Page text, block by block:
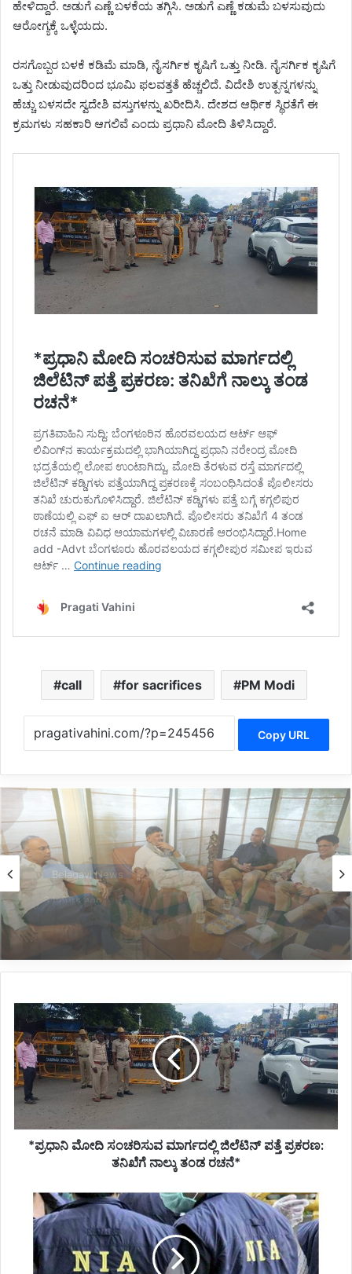
ಹೇಳಿದ್ದಾರೆ. ಅಡುಗೆ ಎಣ್ಣೆ ಬಳಕೆಯ ತಗ್ಗಿಸಿ. ಅಡುಗೆ ಎಣ್ಣೆ ಕಡುಮೆ ಬಳಸುವುದು
ಆರೋಗ್ಯಕ್ಕೆ ಒಳ್ಳೆಯದು.
ರಸಗೊಬ್ಬರ ಬಳಕೆ ಕಡಿಮೆ ಮಾಡಿ, ನೈಸರ್ಗಿಕ ಕೃಷಿಗೆ ಒತ್ತು ನೀಡಿ. ನೈಸರ್ಗಿಕ ಕೃಷಿಗೆ
ಒತ್ತು ನೀಡುವುದರಿಂದ ಭೂಮಿ ಫಲವತ್ತತೆ ಹೆಚ್ಚಲಿದೆ. ವಿದೇಶಿ ಉತ್ಪನ್ನಗಳನ್ನು
ಹೆಚ್ಚು ಬಳಸದೇ ಸ್ವದೇಶಿ ವಸ್ತುಗಳನ್ನು ಖರೀದಿಸಿ. ದೇಶದ ಆರ್ಥಿಕ ಸ್ಥಿರತೆಗೆ ಈ
ಕ್ರಮಗಳು ಸಹಕಾರಿ ಆಗಲಿವೆ ಎಂದು ಪ್ರಧಾನಿ ಮೋದಿ ತಿಳಿಸಿದ್ದಾರೆ.
call for sacrifices PM Modi
Copy URL
Politics
3 hours ago
*ದಿನೇಶ್ ಗುಂಡೂರಾವ್ ನಿವಾಸಕ್ಕೆ ಭೇಟಿ ನೀಡಿದ ಸಿಎಂ
ಡಿ.ಕೆ.ಶಿವಕುಮಾರ್*
ಮೋದಿ
ಸಂಚರಿಸುವ
ಮಾರ್ಗದಲ್ಲಿ
ಜಿಲೆಟಿನ್
ಪತ್ತೆ
ಪ್ರಕರಣ:
ತನಿಖೆಗೆ
ನಾಲ್ಕು
ತಂಡ*ಪ್ರಧಾನಿ ಮೋದಿ ಸಂಚರಿಸುವ ಮಾರ್ಗದಲ್ಲಿ ಜಿಲೆಟಿನ್ ಪತ್ತೆ ಪ್ರಕರಣ:
ತನಿಖೆಗೆ ನಾಲ್ಕು ತಂಡ ರಚನೆ*
*ಪ್ರಧಾನಿ
ಮೋದಿ
ಸಂಚರಿಸುವ
ರಸ್ತೆಯಲ್ಲಿ
ಜಿಲೆಟಿನ್